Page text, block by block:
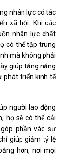
nhân lực có tác
xã hội. Khi các
nhân lực chất
có thể tập trung
mà không phải
giúp tăng năng
phát triển kinh tế
người lao động
họ sẽ có thể cải
phần vào sự
giúp giảm tỷ lệ
hơn, nơi mọi